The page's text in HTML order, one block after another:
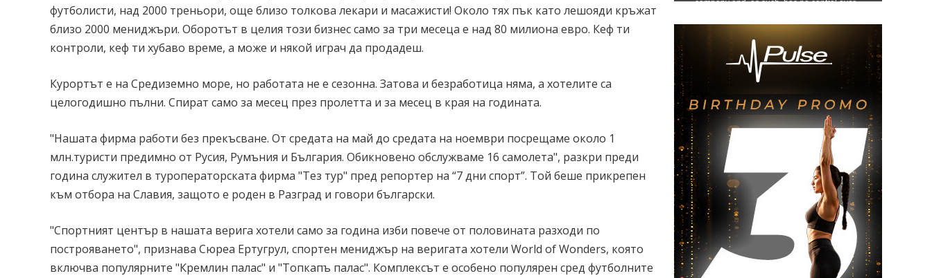
футболисти, над 2000 треньори, още близо толкова лекари и масажисти! Около тях пък като лешояди кръжат
близо 2000 мениджъри. Оборотът в целия този бизнес само за три месеца е над 80 милиона евро. Кеф ти
контроли, кеф ти хубаво време, а може и някой играч да продадеш.
Курортът е на Средиземно море, но работата не е сезонна. Затова и безработица няма, а хотелите са
целогодишно пълни. Спират само за месец през пролетта и за месец в края на годината.
"Нашата фирма работи без прекъсване. От средата на май до средата на ноември посрещаме около 1
млн.туристи предимно от Русия, Румъния и България. Обикновено обслужваме 16 самолета", разкри преди
година служител в туроператорската фирма "Тез тур" пред репортер на “7 дни спорт”. Той беше прикрепен
към отбора на Славия, защото е роден в Разград и говори български.
"Спортният център в нашата верига хотели само за година изби повече от половината разходи по
построяването", признава Сюреа Ертугрул, спортен мениджър на веригата хотели World of Wonders, която
включва популярните "Кремлин палас" и "Топкапъ палас". Комплексът е особено популярен сред футболните